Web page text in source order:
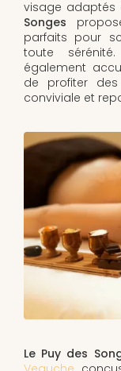
visage adaptés
Songes
parfaits pour
toute
également
de profiter
conviviale et
Le Puy des